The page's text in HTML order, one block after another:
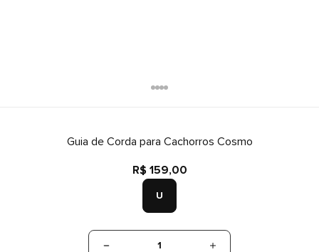
Guia de Corda para Cachorros Cosmo
R$ 159,00
U
1